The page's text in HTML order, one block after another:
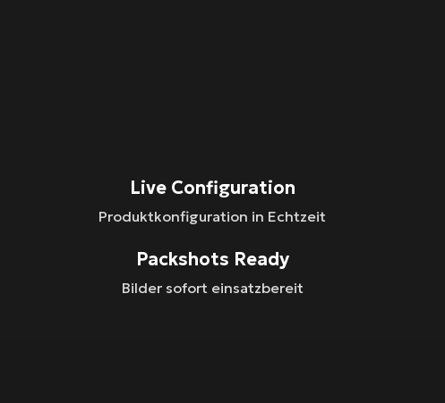
Live Configuration
Produktkonfiguration in Echtzeit
Packshots Ready
Bilder sofort einsatzbereit